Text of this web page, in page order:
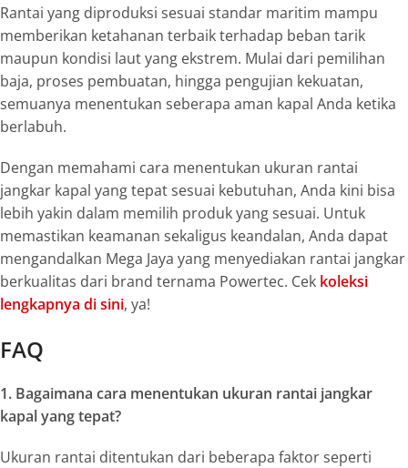
Rantai yang diproduksi sesuai standar maritim mampu
memberikan ketahanan terbaik terhadap beban tarik
maupun kondisi laut yang ekstrem. Mulai dari pemilihan
baja, proses pembuatan, hingga pengujian kekuatan,
semuanya menentukan seberapa aman kapal Anda ketika
berlabuh.
Dengan memahami cara menentukan ukuran rantai
jangkar kapal yang tepat sesuai kebutuhan, Anda kini bisa
lebih yakin dalam memilih produk yang sesuai. Untuk
memastikan keamanan sekaligus keandalan, Anda dapat
mengandalkan Mega Jaya yang menyediakan rantai jangkar
berkualitas dari brand ternama Powertec. Cek koleksi
lengkapnya di sini, ya!
FAQ
1. Bagaimana cara menentukan ukuran rantai jangkar
kapal yang tepat?
Ukuran rantai ditentukan dari beberapa faktor seperti